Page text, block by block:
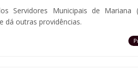
Servidores Municipais de Mariana
dá outras providências.